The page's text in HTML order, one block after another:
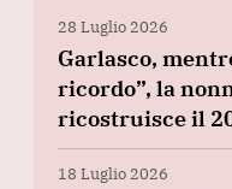
28 Luglio 2026
Garlasco,
ricordo”, la
ricostruisce il
18 Luglio 2026